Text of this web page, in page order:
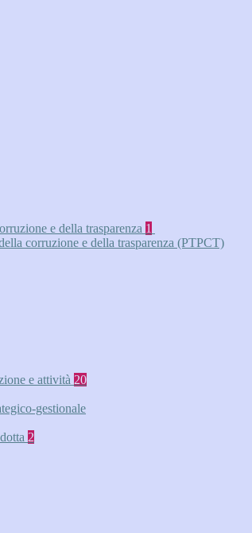
e della trasparenza 1
corruzione e della trasparenza (PTPCT)
e attività 20
gestionale
2